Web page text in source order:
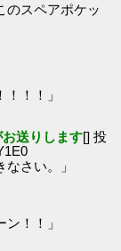
のスペアポケッ
！！」
送りします[] 投
さい。」
！！」